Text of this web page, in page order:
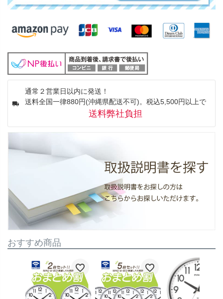
通常２営業日以内に発送！
送料全国一律880円(沖縄県配送不可)。税込5,500円以上で
送料弊社負担
おすすめ商品